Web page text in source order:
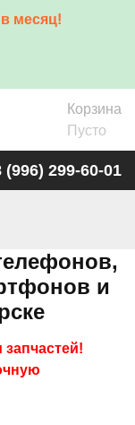
месяц!
Корзина
Пусто
(996) 299-60-01
и